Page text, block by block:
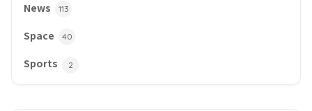
News 113
Space 40
Sports 2